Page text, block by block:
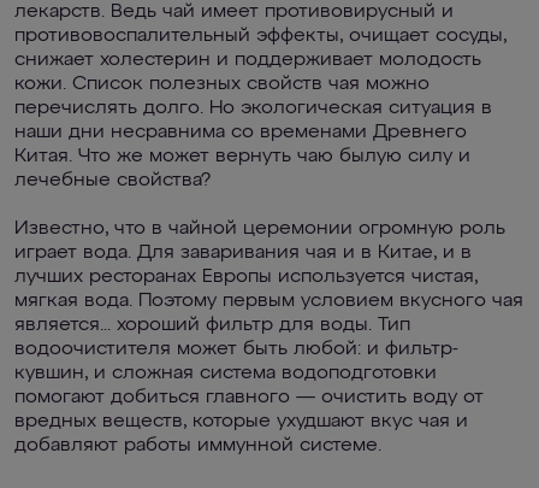
лекарств. Ведь чай имеет противовирусный и
противовоспалительный эффекты, очищает сосуды,
снижает холестерин и поддерживает молодость
кожи. Список полезных свойств чая можно
перечислять долго. Но экологическая ситуация в
наши дни несравнима со временами Древнего
Китая. Что же может вернуть чаю былую силу и
лечебные свойства?
Известно, что в чайной церемонии огромную роль
играет вода. Для заваривания чая и в Китае, и в
лучших ресторанах Европы используется чистая,
мягкая вода. Поэтому первым условием вкусного чая
является... хороший фильтр для воды. Тип
водоочистителя может быть любой: и фильтр-
кувшин, и сложная система водоподготовки
помогают добиться главного — очистить воду от
вредных веществ, которые ухудшают вкус чая и
добавляют работы иммунной системе.